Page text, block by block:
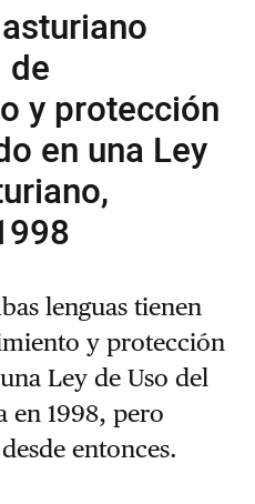
de
y protección
en una Ley
lenguas tienen
y protección
Ley de Uso del
en 1998, pero
entonces.